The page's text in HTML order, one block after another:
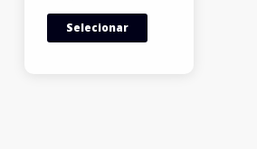
Selecionar